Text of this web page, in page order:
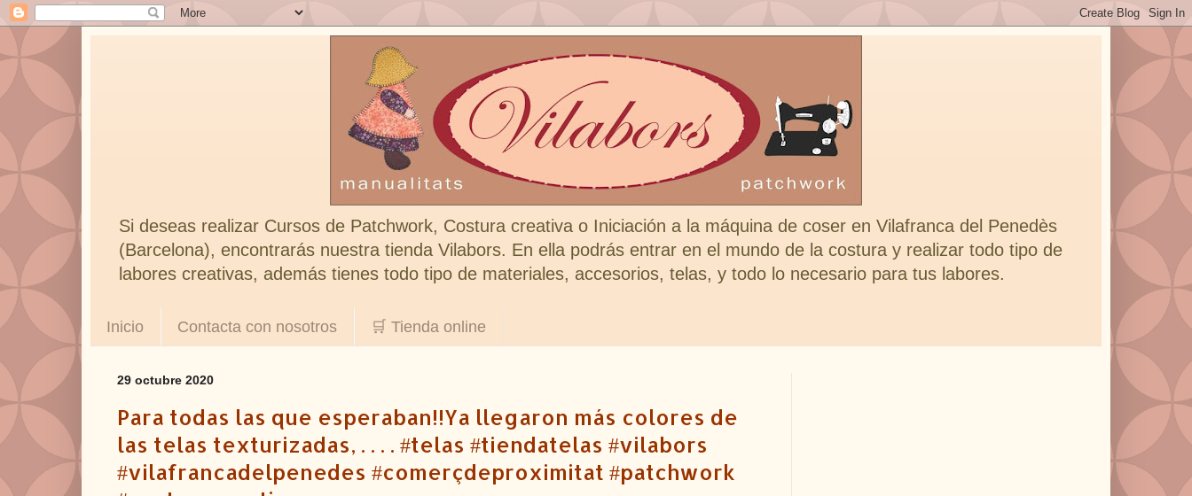
Si deseas realizar Cursos de Patchwork, Costura creativa o Iniciación a la máquina de coser en Vilafranca del Penedès
(Barcelona), encontrarás nuestra tienda Vilabors. En ella podrás entrar en el mundo de la costura y realizar todo tipo de
labores creativas, además tienes todo tipo de materiales, accesorios, telas, y todo lo necesario para tus labores.
Inicio Contacta con nosotros 🛒 Tienda online
29 octubre 2020
Para todas las que esperaban!!Ya llegaron más colores de
las telas texturizadas, . . . . #telas #tiendatelas #vilabors
#vilafrancadelpenedes #comerçdeproximitat #patchwork